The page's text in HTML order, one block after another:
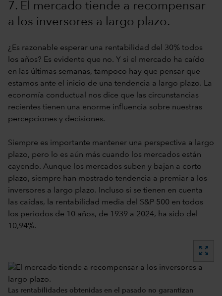
7. El mercado tiende a recompensar
a los inversores a largo plazo.
¿Es razonable esperar una rentabilidad del 30% todos
los años? Es evidente que no. Y si el mercado ha caído
en las últimas semanas, tampoco hay que pensar que
estamos ante el inicio de una tendencia a largo plazo. La
economía conductual nos dice que las circunstancias
recientes tienen una enorme influencia sobre nuestras
percepciones y decisiones.
Siempre es importante mantener una perspectiva a largo
plazo, pero lo es aún más cuando los mercados están
cayendo. Aunque los mercados suben y bajan a corto
plazo, siempre han mostrado tendencia a premiar a los
inversores a largo plazo. Incluso si se tienen en cuenta
las caídas, la rentabilidad media del S&P 500 en todos
los periodos de 10 años, de 1939 a 2024, ha sido del
10,94%.
zoom_out_map
Las rentabilidades obtenidas en el pasado no garantizan